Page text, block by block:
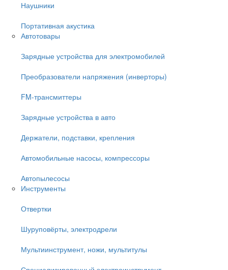
Наушники
Портативная акустика
Автотовары
Зарядные устройства для электромобилей
Преобразователи напряжения (инверторы)
FM-трансмиттеры
Зарядные устройства в авто
Держатели, подставки, крепления
Автомобильные насосы, компрессоры
Автопылесосы
Инструменты
Отвертки
Шуруповёрты, электродрели
Мультиинструмент, ножи, мультитулы